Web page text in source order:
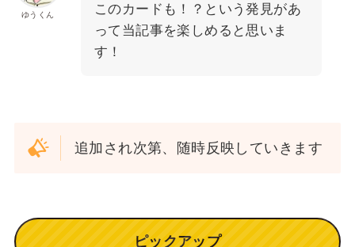
ゆうくん
このカードも！？という発見があ
って当記事を楽しめると思いま
す！
追加され次第、随時反映していきます
ピックアップ